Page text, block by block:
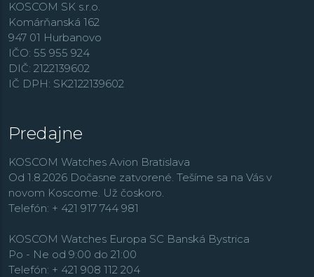
KOSCOM SK s.r.o.
Komárňanská 162
947 01 Hurbanovo
IČO: 55 955 924
DIČ: 2122139602
IČ DPH: SK2122139602
Predajne
KOSCOM Watches Avion Bratislava
Od 1.8.2026 Dočasne zatvorené. Tešíme sa na Vás v
novom Koscome. Už čoskoro.
Telefón: + 421 917 744 981
KOSCOM Watches Europa SC Banská Bystrica
Po - Ne od 9:00 do 21:00
Telefón: + 421 908 112 204